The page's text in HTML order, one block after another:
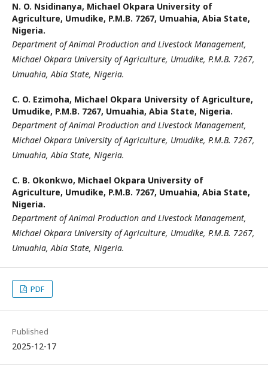
N. O. Nsidinanya, Michael Okpara University of
Agriculture, Umudike, P.M.B. 7267, Umuahia, Abia State,
Nigeria.
Department of Animal Production and Livestock Management,
Michael Okpara University of Agriculture, Umudike, P.M.B. 7267,
Umuahia, Abia State, Nigeria.
C. O. Ezimoha, Michael Okpara University of Agriculture,
Umudike, P.M.B. 7267, Umuahia, Abia State, Nigeria.
Department of Animal Production and Livestock Management,
Michael Okpara University of Agriculture, Umudike, P.M.B. 7267,
Umuahia, Abia State, Nigeria.
C. B. Okonkwo, Michael Okpara University of
Agriculture, Umudike, P.M.B. 7267, Umuahia, Abia State,
Nigeria.
Department of Animal Production and Livestock Management,
Michael Okpara University of Agriculture, Umudike, P.M.B. 7267,
Umuahia, Abia State, Nigeria.
PDF
Published
2025-12-17